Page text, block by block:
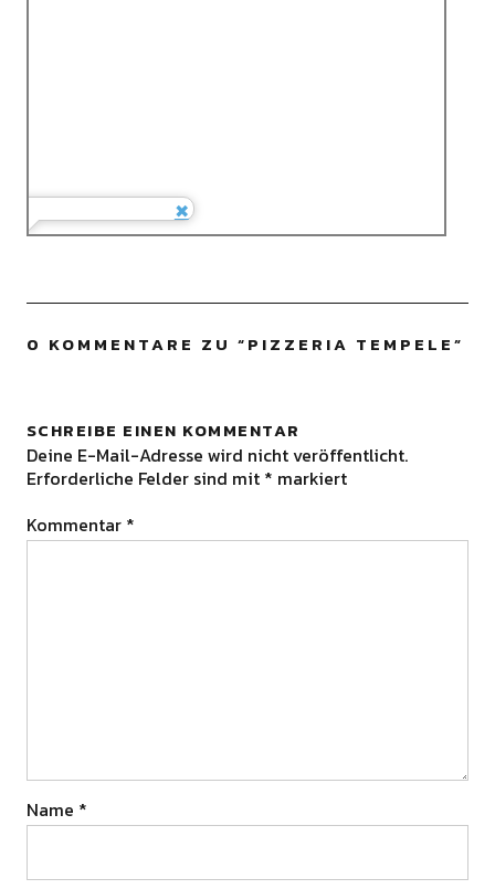
0 KOMMENTARE ZU “PIZZERIA TEMPELE”
SCHREIBE EINEN KOMMENTAR
Deine E-Mail-Adresse wird nicht veröffentlicht.
Erforderliche Felder sind mit * markiert
Kommentar *
Name *